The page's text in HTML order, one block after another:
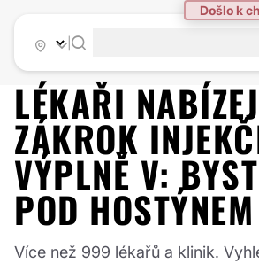
Došlo k
LÉKAŘI
ZÁKROK
VÝPLNĚ V:
POD HOSTÝNEM
Více než 999 lékařů a klinik.